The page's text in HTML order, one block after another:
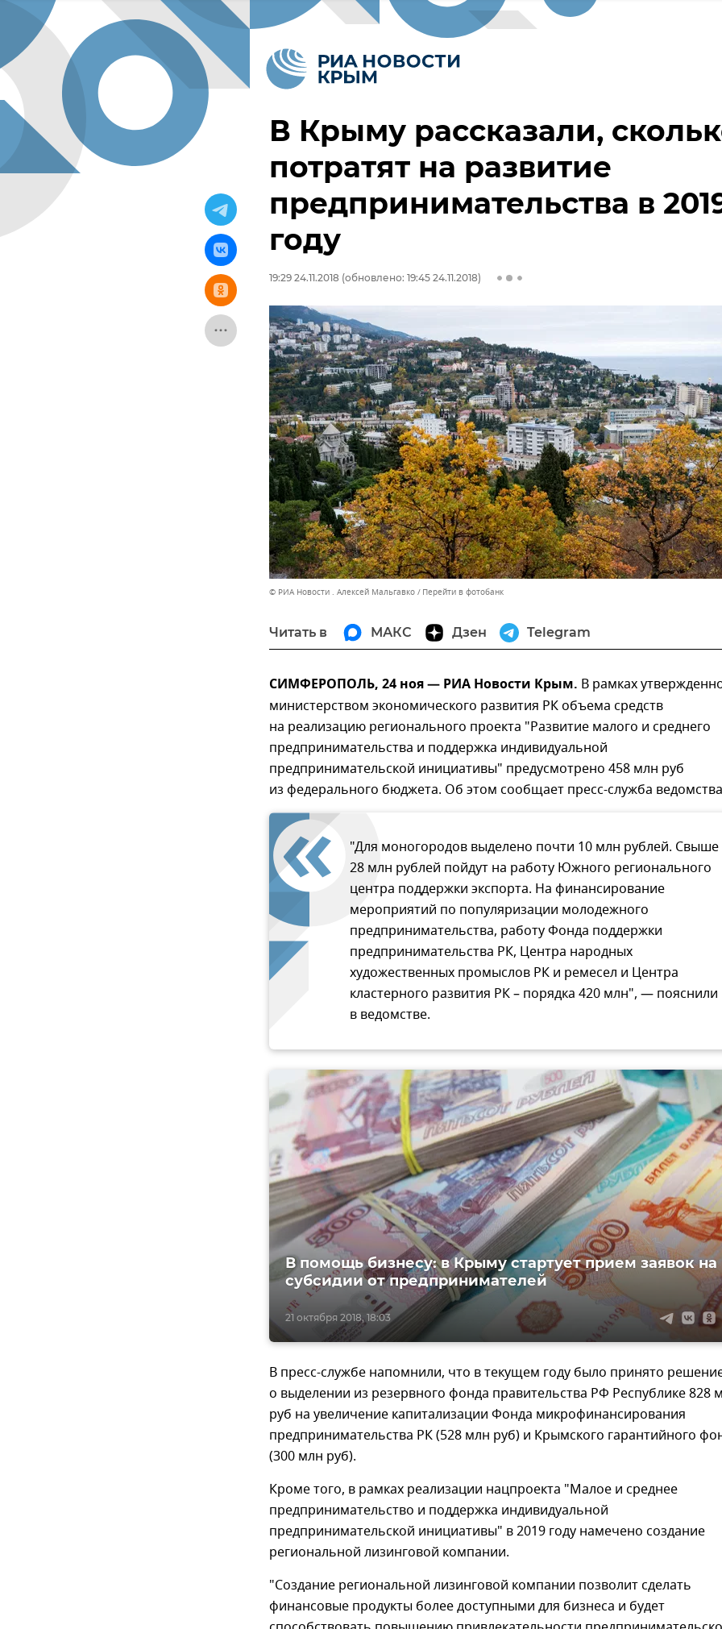
В Крыму рассказали,
потратят на развитие
предпринимательства в
году
19:29 24.11.2018 (обновлено: 19:45 24.11.2018)
© РИА Новости . Алексей Мальгавко Перейти в фотобанк
Читать в МАКС Дзен Telegram
СИМФЕРОПОЛЬ, 24 ноя — РИА Новости Крым. В рамках
министерством экономического развития РК объема средств
на реализацию регионального проекта "Развитие малого и среднего
предпринимательства и поддержка индивидуальной
предпринимательской инициативы" предусмотрено 458 млн руб
из федерального бюджета. Об этом сообщает пресс-служба
"Для моногородов выделено почти 10 млн рублей. Свыше
28 млн рублей пойдут на работу Южного регионального
центра поддержки экспорта. На финансирование
мероприятий по популяризации молодежного
предпринимательства, работу Фонда поддержки
предпринимательства РК, Центра народных
художественных промыслов РК и ремесел и Центра
кластерного развития РК – порядка 420 млн", — пояснили
в ведомстве.
21 октября 2018, 18:03
В помощь бизнесу: в Крыму стартует прием заявок на
субсидии от предпринимателей
В пресс-службе напомнили, что в текущем году было принято
о выделении из резервного фонда правительства РФ Республике 828
руб на увеличение капитализации Фонда микрофинансирования
предпринимательства РК (528 млн руб) и Крымского гарантийного
(300 млн руб).
Кроме того, в рамках реализации нацпроекта "Малое и среднее
предпринимательство и поддержка индивидуальной
предпринимательской инициативы" в 2019 году намечено создание
региональной лизинговой компании.
"Создание региональной лизинговой компании позволит сделать
финансовые продукты более доступными для бизнеса и будет